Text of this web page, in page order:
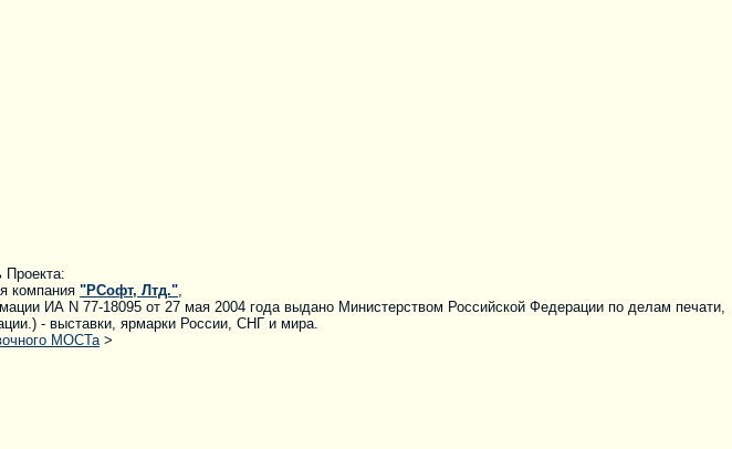
Проекта:
компания "РСофт, Лтд.",
ИА N 77-18095 от 27 мая 2004 года выдано Министерством Российской Федерации по делам печати,
- выставки, ярмарки России, СНГ и мира.
МОСТа>